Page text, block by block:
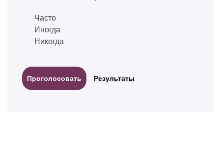
Часто
Иногда
Никогда
Результаты